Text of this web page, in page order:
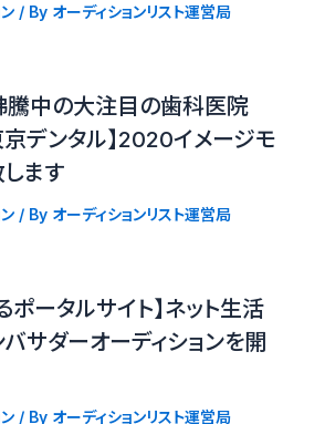
/ By オーディションリスト運営局
騰中の大注目の歯科医院
京デンタル】2020イメージモ
ます
/ By オーディションリスト運営局
ポータルサイト】ネット生活
サダーオーディションを開
/ By オーディションリスト運営局